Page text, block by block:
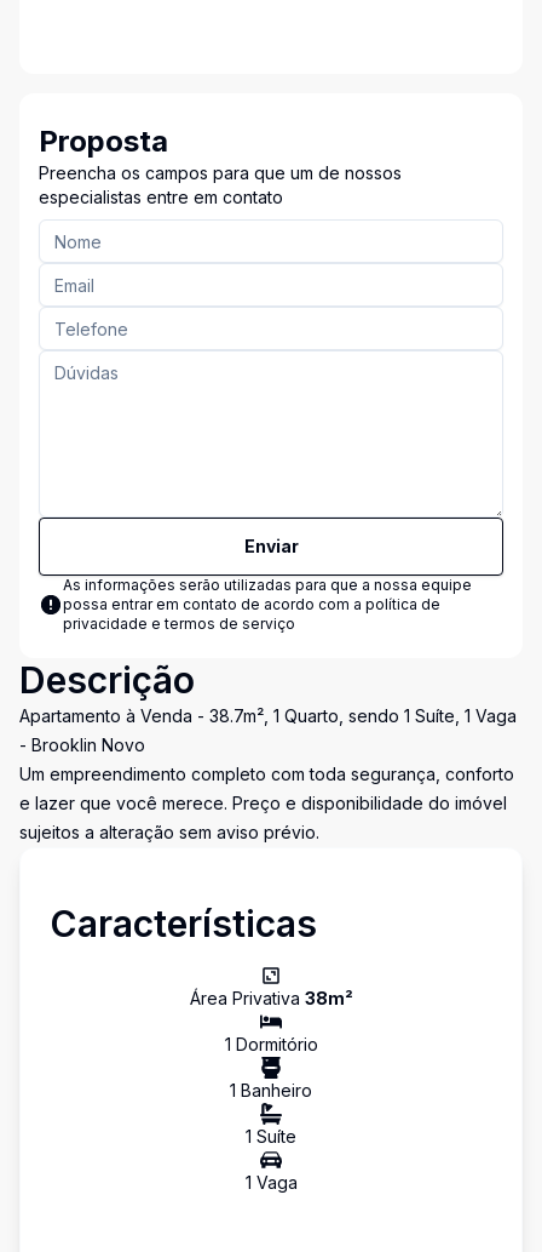
Proposta
Preencha os campos para que um de nossos
especialistas entre em contato
Enviar
As informações serão utilizadas para que a nossa equipe
possa entrar em contato de acordo com a política de
privacidade e termos de serviço
Descrição
Apartamento à Venda - 38.7m², 1 Quarto, sendo 1 Suíte, 1 Vaga
- Brooklin Novo
Um empreendimento completo com toda segurança, conforto
e lazer que você merece. Preço e disponibilidade do imóvel
sujeitos a alteração sem aviso prévio.
Características
Área Privativa 38m²
1 Dormitório
1 Banheiro
1 Suíte
1 Vaga